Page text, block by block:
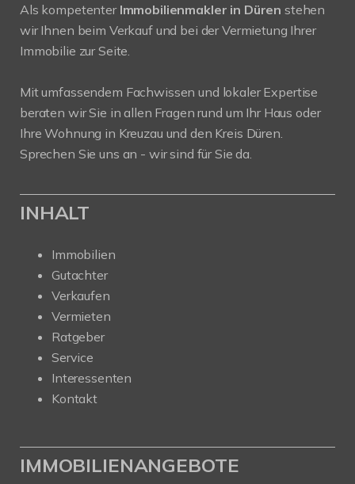
Als kompetenter Immobilienmakler in Düren stehen
wir Ihnen beim Verkauf und bei der Vermietung Ihrer
Immobilie zur Seite.
Mit umfassendem Fachwissen und lokaler Expertise
beraten wir Sie in allen Fragen rund um Ihr Haus oder
Ihre Wohnung in Kreuzau und den Kreis Düren.
Sprechen Sie uns an - wir sind für Sie da.
INHALT
Immobilien
Gutachter
Verkaufen
Vermieten
Ratgeber
Service
Interessenten
Kontakt
IMMOBILIENANGEBOTE